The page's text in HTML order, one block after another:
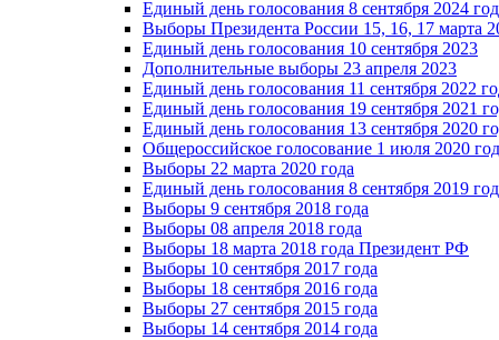
Единый день голосования 8 сентября 2024
Выборы Президента России 15, 16, 17 марта
Единый день голосования 10 сентября 2023
Дополнительные выборы 23 апреля 2023
Единый день голосования 11 сентября 2022
Единый день голосования 19 сентября 2021
Единый день голосования 13 сентября 2020
Общероссийское голосование 1 июля 2020
Выборы 22 марта 2020 года
Единый день голосования 8 сентября 2019
Выборы 9 сентября 2018 года
Выборы 08 апреля 2018 года
Выборы 18 марта 2018 года Президент РФ
Выборы 10 сентября 2017 года
Выборы 18 сентября 2016 года
Выборы 27 сентября 2015 года
Выборы 14 сентября 2014 года